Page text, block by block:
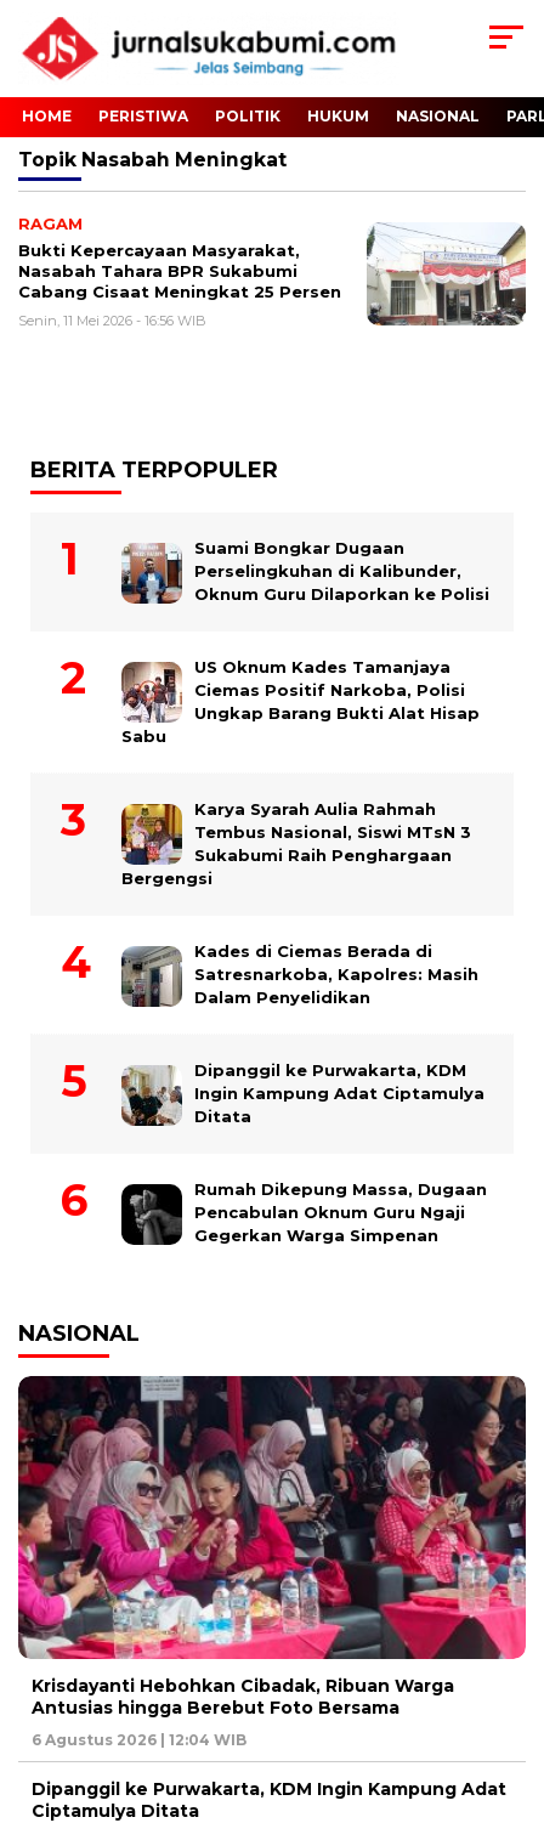
HOME PERISTIWA POLITIK HUKUM NASIONAL
Topik Nasabah Meningkat
RAGAM
Bukti Kepercayaan Masyarakat,
Nasabah Tahara BPR Sukabumi
Cabang Cisaat Meningkat 25 Persen
Senin, 11 Mei 2026 - 16:56 WIB
BERITA TERPOPULER
Suami Bongkar Dugaan
Perselingkuhan di Kalibunder,
Oknum Guru Dilaporkan ke Polisi
US Oknum Kades Tamanjaya
Ciemas Positif Narkoba, Polisi
Ungkap Barang Bukti Alat Hisap
Sabu
Karya Syarah Aulia Rahmah
Tembus Nasional, Siswi MTsN 3
Sukabumi Raih Penghargaan
Bergengsi
Kades di Ciemas Berada di
Satresnarkoba, Kapolres: Masih
Dalam Penyelidikan
Dipanggil ke Purwakarta, KDM
Ingin Kampung Adat Ciptamulya
Ditata
Rumah Dikepung Massa, Dugaan
Pencabulan Oknum Guru Ngaji
Gegerkan Warga Simpenan
NASIONAL
Krisdayanti Hebohkan Cibadak, Ribuan Warga
Antusias hingga Berebut Foto Bersama
6 Agustus 2026 | 12:04 WIB
Dipanggil ke Purwakarta, KDM Ingin Kampung Adat
Ciptamulya Ditata